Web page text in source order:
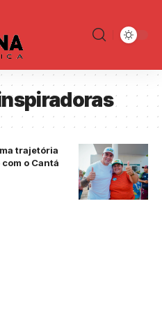
trajetória
o Cantá